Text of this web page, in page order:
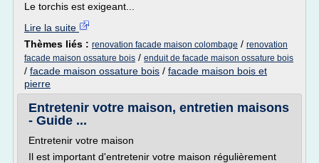
Le torchis est exigeant...
Lire la suite
Thèmes liés : renovation facade maison colombage / renovation
facade maison ossature bois / enduit de facade maison ossature bois
/ facade maison ossature bois / facade maison bois et
pierre
Entretenir votre maison, entretien maisons
- Guide ...
Entretenir votre maison
Il est important d'entretenir votre maison régulièrement